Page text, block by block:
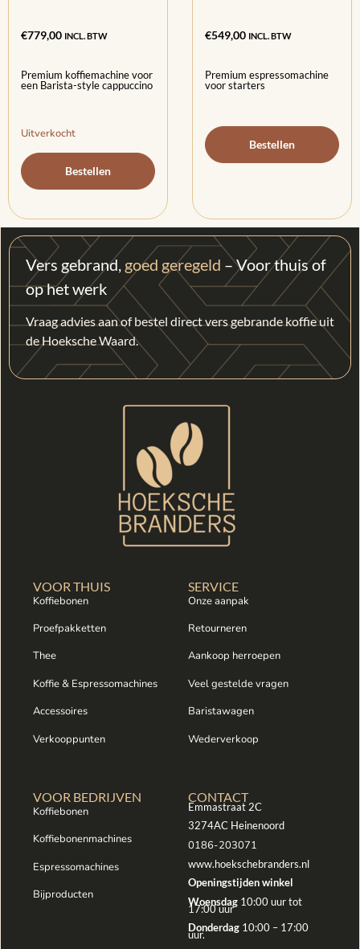
€779,00 INCL. BTW
Premium koffiemachine voor
een Barista-style cappuccino
Uitverkocht
Bestellen
€549,00 INCL. BTW
Premium espressomachine
voor starters
Bestellen
Vers gebrand, goed geregeld – Voor thuis of
op het werk
Vraag advies aan of bestel direct vers gebrande koffie uit
de Hoeksche Waard.
VOOR THUIS
Koffiebonen
Proefpakketten
Thee
Koffie & Espressomachines
Accessoires
Verkooppunten
SERVICE
Onze aanpak
Retourneren
Aankoop herroepen
Veel gestelde vragen
Baristawagen
Wederverkoop
VOOR BEDRIJVEN
Koffiebonen
Koffiebonenmachines
Espressomachines
Bijproducten
CONTACT
Emmastraat 2C
3274AC Heinenoord
0186-203071
www.hoekschebranders.nl
Openingstijden winkel
Woensdag 10:00 uur tot
17:00 uur
Donderdag 10:00 – 17:00
uur.